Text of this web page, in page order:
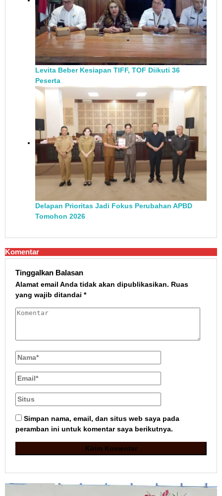
Levita Beber Kesiapan TIFF, TOF Diikuti 36
Peserta
Delapan Prioritas Jadi Fokus Perubahan APBD
Tomohon 2026
Komentar
Tinggalkan Balasan
Alamat email Anda tidak akan dipublikasikan. Ruas
yang wajib ditandai *
Simpan nama, email, dan situs web saya pada
peramban ini untuk komentar saya berikutnya.